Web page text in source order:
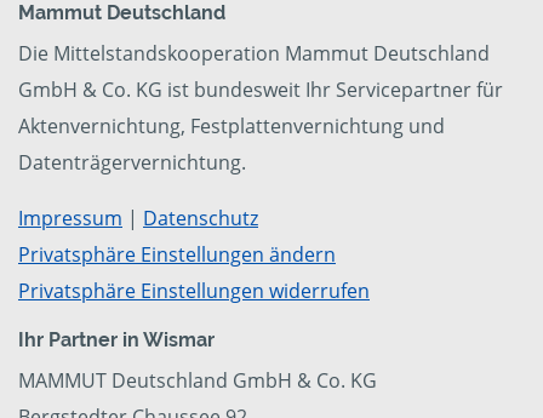
Mammut Deutschland
Die Mittelstandskooperation Mammut Deutschland
GmbH & Co. KG ist bundesweit Ihr Servicepartner für
Aktenvernichtung, Festplattenvernichtung und
Datenträgervernichtung.
Impressum | Datenschutz
Privatsphäre Einstellungen ändern
Privatsphäre Einstellungen widerrufen
Ihr Partner in Wismar
MAMMUT Deutschland GmbH & Co. KG